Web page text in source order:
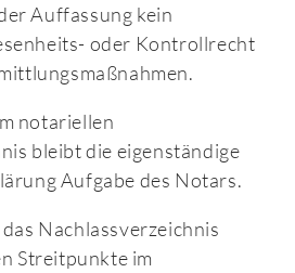
Auffassung kein
oder Kontrollrecht
notariellen
bleibt die eigenständige
Aufgabe des Notars.
Nachlassverzeichnis
Streitpunkte im